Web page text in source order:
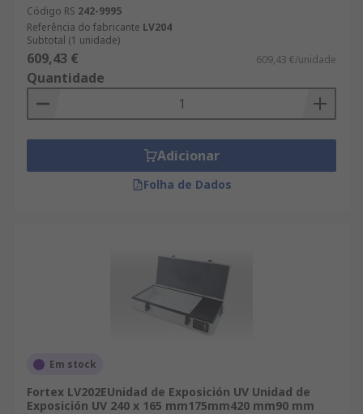
Código RS 242-9995
Referência do fabricante LV204
Subtotal (1 unidade)
609,43 € 609,43 €/unidade
Quantidade
Adicionar
Folha de Dados
Em stock
Fortex LV202EUnidad de Exposición UV Unidad de
Exposición UV 240 x 165 mm175mm420 mm90 mm